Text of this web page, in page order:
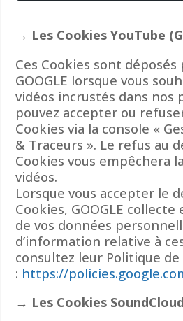
→ Les Cookies YouTube
Ces Cookies sont déposés
GOOGLE lorsque vous
vidéos incrustés dans nos
pouvez accepter ou
Cookies via la console «
& Traceurs ». Le refus au
Cookies vous empêchera
vidéos.
Lorsque vous accepter le
Cookies, GOOGLE
de vos données
d’information relative à
consultez leur Politique
: https://
→ Les Cookies SoundCloud